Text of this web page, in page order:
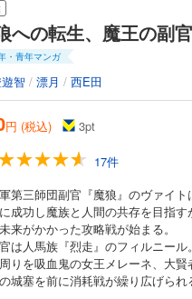
への転生、魔王の副
・青年マンガ
智 / 漂月 / 西E田
円 (税込) 3pt
17件
第三師団副官『魔狼』のヴァイ
成功し魔族と人間の共存を目指
来がかかった攻略戦が始まる。
は人馬族『烈走』のフィルニール。
りを吸血鬼の女王メレーネ、大賢
城塞を前に消耗戦が繰り広げら